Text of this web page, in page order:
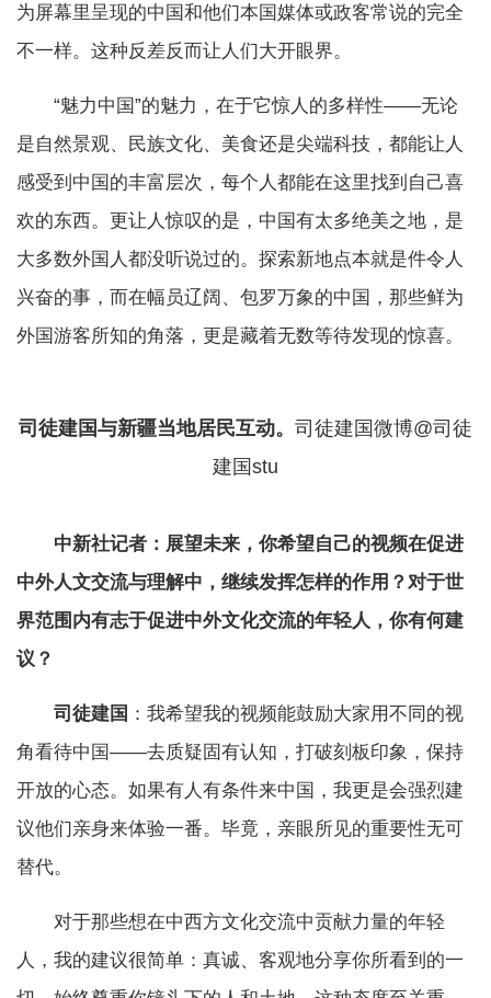
为屏幕里呈现的中国和他们本国媒体或政客常说的完全
不一样。这种反差反而让人们大开眼界。
“魅力中国”的魅力，在于它惊人的多样性——无论
是自然景观、民族文化、美食还是尖端科技，都能让人
感受到中国的丰富层次，每个人都能在这里找到自己喜
欢的东西。更让人惊叹的是，中国有太多绝美之地，是
大多数外国人都没听说过的。探索新地点本就是件令人
兴奋的事，而在幅员辽阔、包罗万象的中国，那些鲜为
外国游客所知的角落，更是藏着无数等待发现的惊喜。
司徒建国与新疆当地居民互动。 司徒建国微博@司徒
建国stu
中新社记者：展望未来，你希望自己的视频在促进
中外人文交流与理解中，继续发挥怎样的作用？对于世
界范围内有志于促进中外文化交流的年轻人，你有何建
议？
司徒建国 ：我希望我的视频能鼓励大家用不同的视
角看待中国——去质疑固有认知，打破刻板印象，保持
开放的心态。如果有人有条件来中国，我更是会强烈建
议他们亲身来体验一番。毕竟，亲眼所见的重要性无可
替代。
对于那些想在中西方文化交流中贡献力量的年轻
人，我的建议很简单：真诚、客观地分享你所看到的一